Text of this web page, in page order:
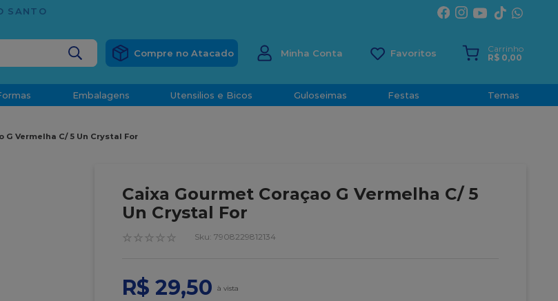
E CONFIANÇA DESDE 2001
Minha Conta
Carrinho
R$ 0,00
Embalagens Utensilios e Bicos Guloseimas Festas Temas
G Vermelha C/ 5 Un Crystal For
Caixa Gourmet Coraçao G Vermelha C/ 5
Un Crystal For
☆ ☆ ☆ ☆ ☆ : 7908229812134
R$ 29,50